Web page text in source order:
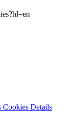
Cookies Details